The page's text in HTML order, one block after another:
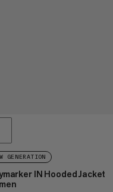
GENERATION
IN Hooded Jacket